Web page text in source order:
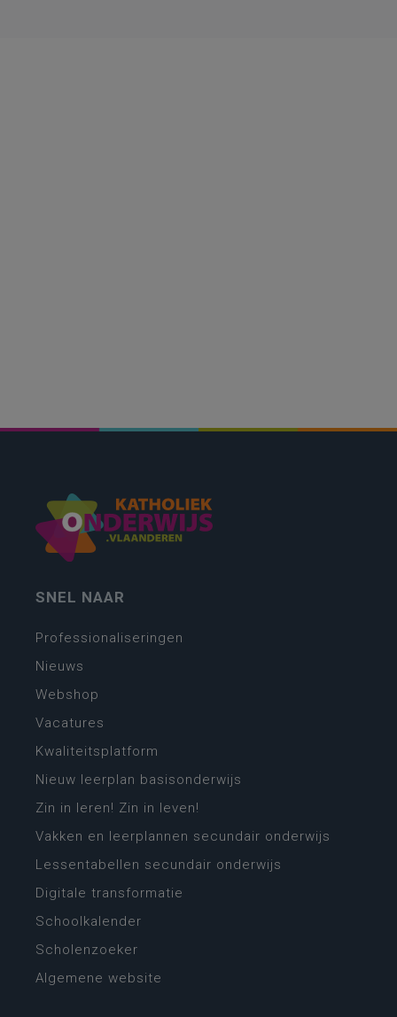
SNEL NAAR
Professionaliseringen
Nieuws
Webshop
Vacatures
Kwaliteitsplatform
Nieuw leerplan basisonderwijs
Zin in leren! Zin in leven!
Vakken en leerplannen secundair onderwijs
Lessentabellen secundair onderwijs
Digitale transformatie
Schoolkalender
Scholenzoeker
Algemene website